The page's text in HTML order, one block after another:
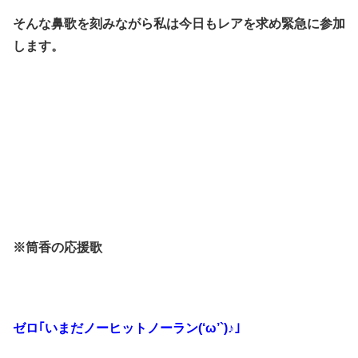
そんな鼻歌を刻みながら私は今日もレアを求め緊急に参加
します。
※筒香の応援歌
ゼロ｢いまだノーヒットノーラン(‘ω’`)♪｣